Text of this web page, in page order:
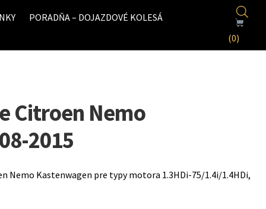
PORADŇA – DOJAZDOVÉ KOLESÁ
(0)
Citroen Nemo
2015
Nemo Kastenwagen pre typy motora 1.3HDi-75/1.4i/1.4HDi,